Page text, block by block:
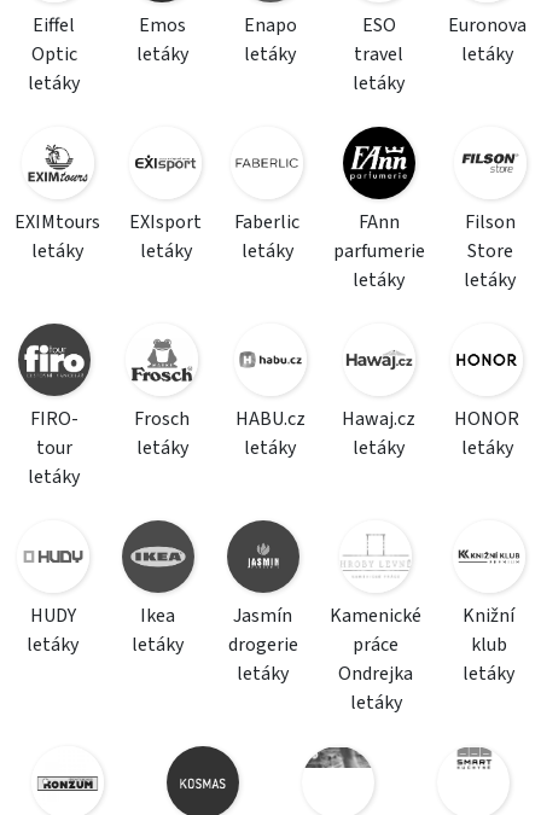
Eiffel
Optic
letáky
Emos
letáky
Enapo
letáky
ESO
travel
letáky
Euronova
letáky
EXIMtours
letáky
EXIsport
letáky
Faberlic
letáky
FAnn
parfumerie
letáky
Filson
Store
letáky
FIRO-
tour
letáky
Frosch
letáky
HABU.cz
letáky
Hawaj.cz
letáky
HONOR
letáky
HUDY
letáky
Ikea
letáky
Jasmín
drogerie
letáky
Kamenické
práce
Ondrejka
letáky
Knižní
klub
letáky